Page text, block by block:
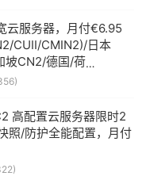
云服务器，月付€6.95
CUII/CMIN2)/日本
坡CN2/德国/荷
CUII等线路
高配置云服务器限时2
照/防护全能配置，月付